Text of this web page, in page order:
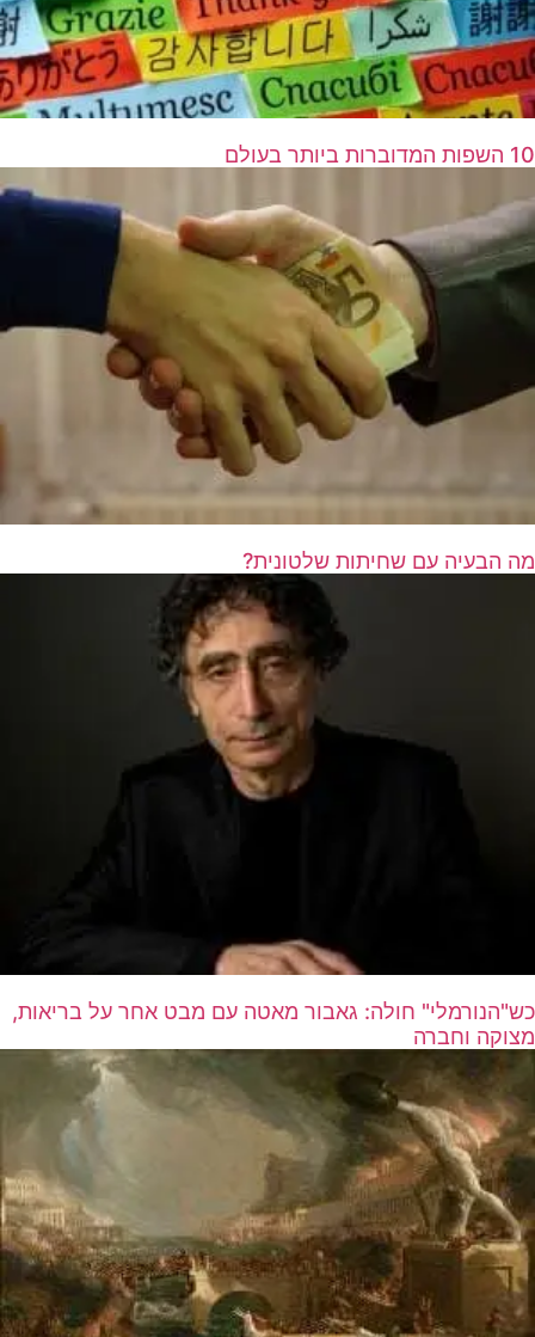
10 השפות המדוברות ביותר בעולם
מה הבעיה עם שחיתות שלטונית?
כש"הנורמלי" חולה: גאבור מאטה עם מבט אחר על בריאות,
מצוקה וחברה